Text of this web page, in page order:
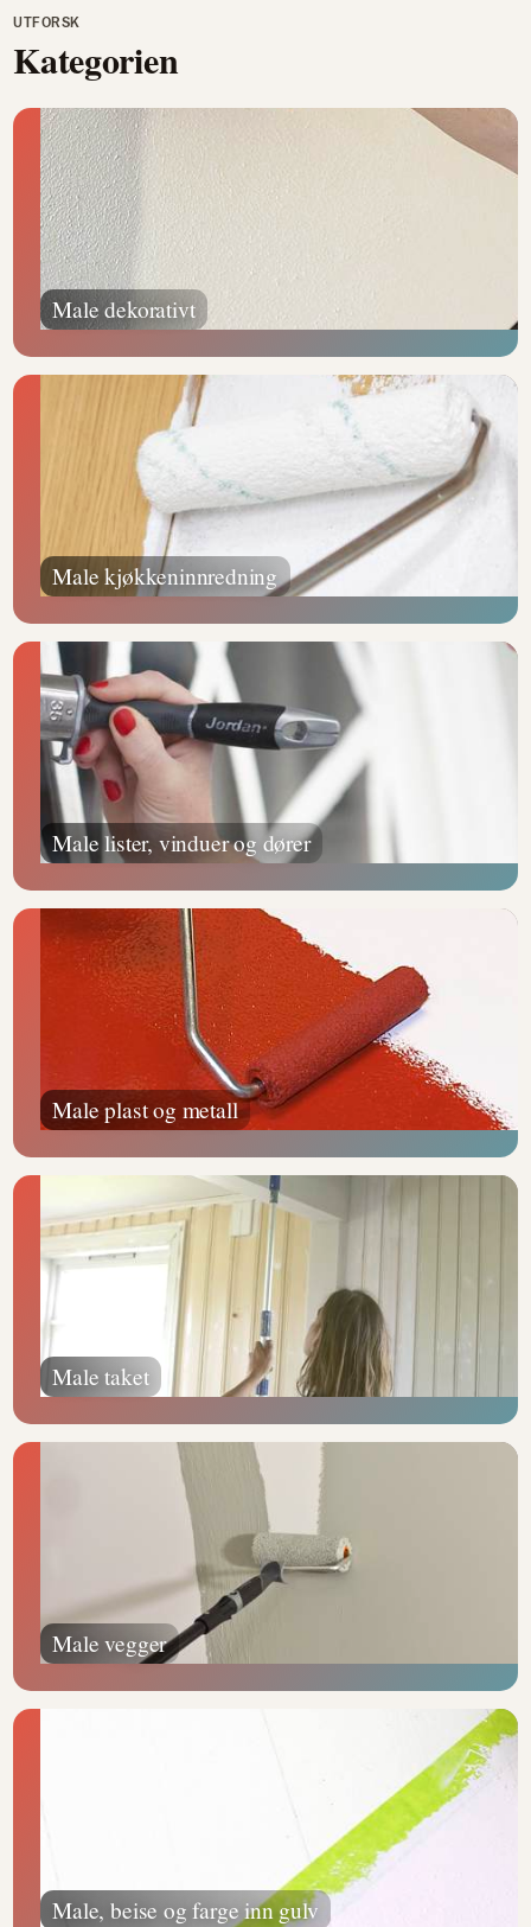
UTFORSK
Kategorien
Male dekorativt
Male kjøkkeninnredning
Male lister, vinduer og dører
Male plast og metall
Male taket
Male vegger
Male, beise og farge inn gulv